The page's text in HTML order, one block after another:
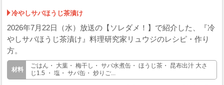
冷やしサバほうじ茶漬け
2026年7月22日（水）放送の【ソレダメ！】で紹介した、『冷
やしサバほうじ茶漬け』料理研究家リュウジのレシピ・作り
方。
ごはん・ 大葉・ 梅干し・ サバ水煮缶・ ほうじ茶・ 昆布出汁 大さ
じ1.5 ・ 塩・ サバ缶・ 炒りご...